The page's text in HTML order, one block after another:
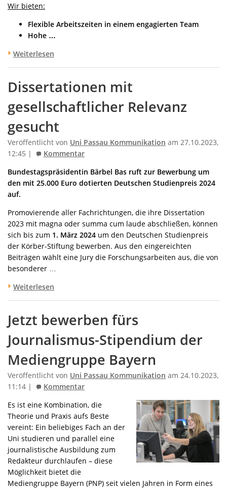
Wir bieten:
Flexible Arbeitszeiten in einem engagierten Team
Hohe …
Weiterlesen
Dissertationen mit
gesellschaftlicher Relevanz
gesucht
Veröffentlicht von Uni Passau Kommunikation am 27.10.2023,
12:45 |
Kommentar
Bundestagspräsidentin Bärbel Bas ruft zur Bewerbung um
den mit 25.000 Euro dotierten Deutschen Studienpreis 2024
auf.
Promovierende aller Fachrichtungen, die ihre Dissertation
2023 mit magna oder summa cum laude abschließen, können
sich bis zum 1. März 2024 um den Deutschen Studienpreis
der Körber-Stiftung bewerben. Aus den eingereichten
Beiträgen wählt eine Jury die Forschungsarbeiten aus, die von
besonderer …
Weiterlesen
Jetzt bewerben fürs
Journalismus-Stipendium der
Mediengruppe Bayern
Veröffentlicht von Uni Passau Kommunikation am 24.10.2023,
11:14 |
Kommentar
Es ist eine Kombination, die
Theorie und Praxis aufs Beste
vereint: Ein beliebiges Fach an der
Uni studieren und parallel eine
journalistische Ausbildung zum
Redakteur durchlaufen – diese
Möglichkeit bietet die
Mediengruppe Bayern (PNP) seit vielen Jahren in Form eines